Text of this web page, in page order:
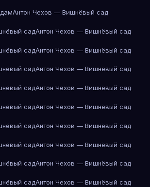
Антон Чехов — Вишнёвый сад
садАнтон Чехов — Вишнёвый сад
садАнтон Чехов — Вишнёвый сад
садАнтон Чехов — Вишнёвый сад
садАнтон Чехов — Вишнёвый сад
садАнтон Чехов — Вишнёвый сад
садАнтон Чехов — Вишнёвый сад
садАнтон Чехов — Вишнёвый сад
садАнтон Чехов — Вишнёвый сад
садАнтон Чехов — Вишнёвый сад